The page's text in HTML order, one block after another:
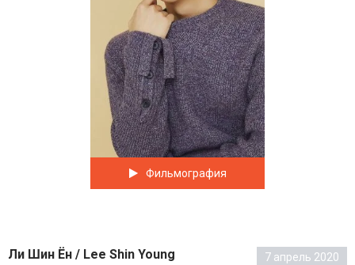
Фильмография
Ли Шин Ён / Lee Shin Young 7 апрель 2020